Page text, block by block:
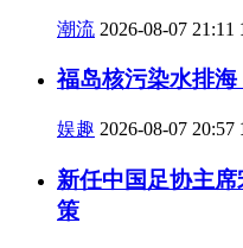
潮流 2026-08-07 21:11
福岛核污染水排海
娱趣 2026-08-07 20:57
新任中国足协主
策